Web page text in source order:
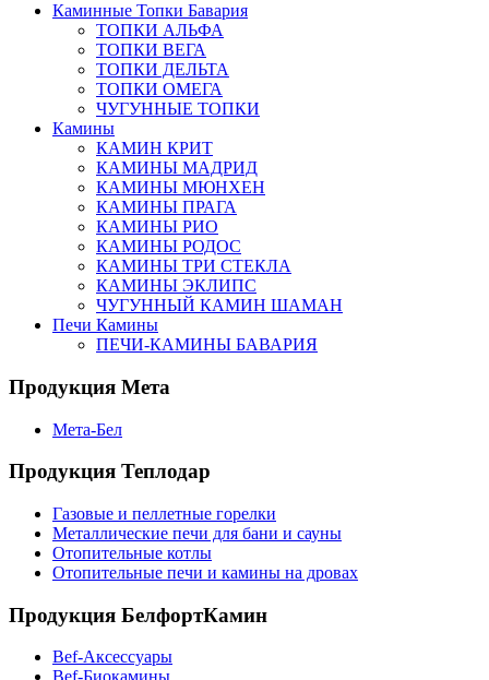
Каминные Топки Бавария
ТОПКИ АЛЬФА
ТОПКИ ВЕГА
ТОПКИ ДЕЛЬТА
ТОПКИ ОМЕГА
ЧУГУННЫЕ ТОПКИ
Камины
КАМИН КРИТ
КАМИНЫ МАДРИД
КАМИНЫ МЮНХЕН
КАМИНЫ ПРАГА
КАМИНЫ РИО
КАМИНЫ РОДОС
КАМИНЫ ТРИ СТЕКЛА
КАМИНЫ ЭКЛИПС
ЧУГУННЫЙ КАМИН ШАМАН
Печи Камины
ПЕЧИ-КАМИНЫ БАВАРИЯ
Продукция Мета
Мета-Бел
Продукция Теплодар
Газовые и пеллетные горелки
Металлические печи для бани и сауны
Отопительные котлы
Отопительные печи и камины на дровах
Продукция БелфортКамин
Bef-Аксессуары